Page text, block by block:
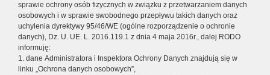
sprawie ochrony osób fizycznych w związku z przetwarzaniem danych
osobowych i w sprawie swobodnego przepływu takich danych oraz
uchylenia dyrektywy 95/46/WE (ogólne rozporządzenie o ochronie
danych), Dz. U. UE. L. 2016.119.1 z dnia 4 maja 2016r., dalej RODO
informuję:
1. dane Administratora i Inspektora Ochrony Danych znajdują się w
linku „Ochrona danych osobowych”,